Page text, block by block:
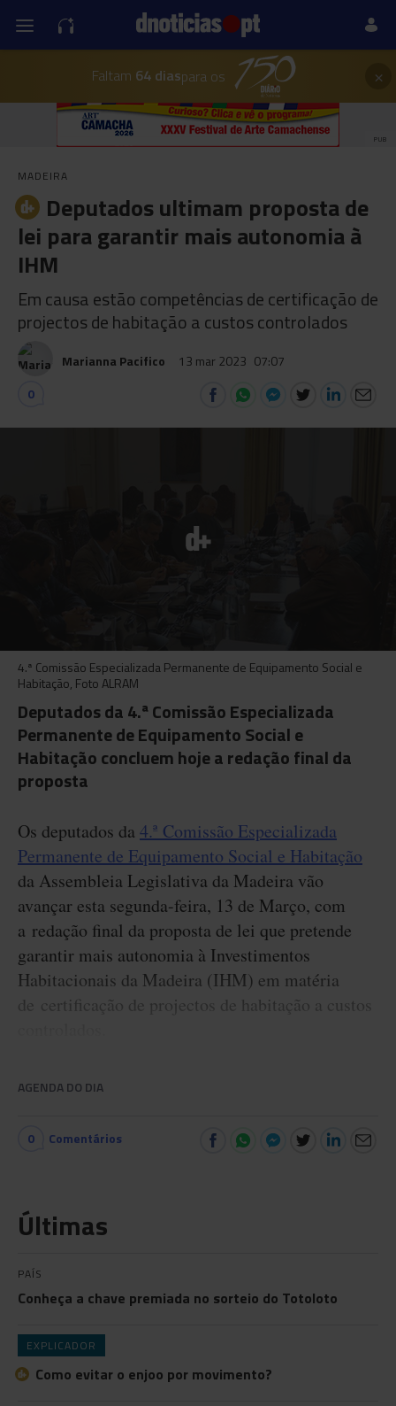
Faltam 64 diaspara os ×
PUB
MADEIRA
Deputados ultimam proposta de
lei para garantir mais autonomia à
IHM
Em causa estão competências de certificação de
projectos de habitação a custos controlados
Marianna Pacifico 13 mar 2023 07:07
0
4.ª Comissão Especializada Permanente de Equipamento Social e
Habitação, Foto ALRAM
Deputados da 4.ª Comissão Especializada
Permanente de Equipamento Social e
Habitação concluem hoje a redação final da
proposta
Os deputados da 4.ª Comissão Especializada
Permanente de Equipamento Social e Habitação
da Assembleia Legislativa da Madeira vão
avançar esta segunda-feira, 13 de Março, com
a redação final da proposta de lei que pretende
garantir mais autonomia à Investimentos
Habitacionais da Madeira (IHM) em matéria
de certificação de projectos de habitação a custos
AGENDA DO DIA
0 Comentários
Últimas
PAÍS
Conheça a chave premiada no sorteio do Totoloto
EXPLICADOR
Como evitar o enjoo por movimento?